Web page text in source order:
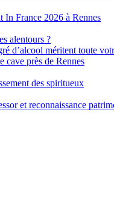
France 2026 à Rennes
alentours ?
d’alcool méritent toute
cave près de Rennes
des spiritueux
et reconnaissance